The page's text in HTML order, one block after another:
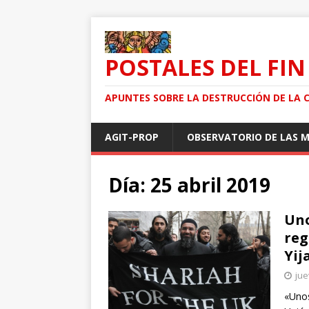
POSTALES DEL
APUNTES SOBRE LA DESTRUCCIÓN DE LA
AGIT-PROP OBSERVATORIO DE LAS
Día: 25 abril 2019